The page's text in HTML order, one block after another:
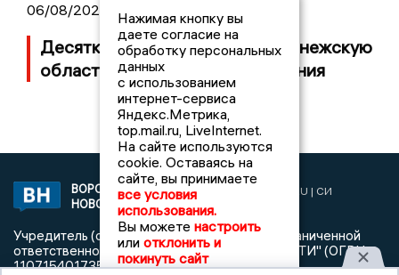
06/08/2026 08:54
Десятки БПЛА атаковали Воронежскую
область ночью, есть повреждения
ВОРОНЕЖСКИЕ
НОВОСТИ
2019 © VORONEZHNEWS.RU | СИ
«Воронежские новости»
Учредитель (соучредители): Общество с ограниченной
ответственностью "РЕГИОНАЛЬНЫЕ НОВОСТИ" (ОГРН
1107154017354)
Нажимая кнопку вы
даете согласие на
обработку персональных
данных
с использованием
интернет-сервиса
Яндекс.Метрика,
top.mail.ru, LiveInternet.
На сайте используются
cookie. Оставаясь на
сайте, вы принимаете
все условия
использования.
Вы можете настроить
или отклонить и
покинуть сайт